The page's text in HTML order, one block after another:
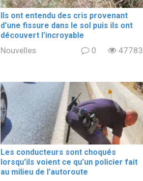
Ils ont entendu des cris provenant
d’une fissure dans le sol puis ils ont
découvert l’incroyable
Nouvelles 0 47783
Les conducteurs sont choqués
lorsqu’ils voient ce qu’un policier fait
au milieu de l’autoroute